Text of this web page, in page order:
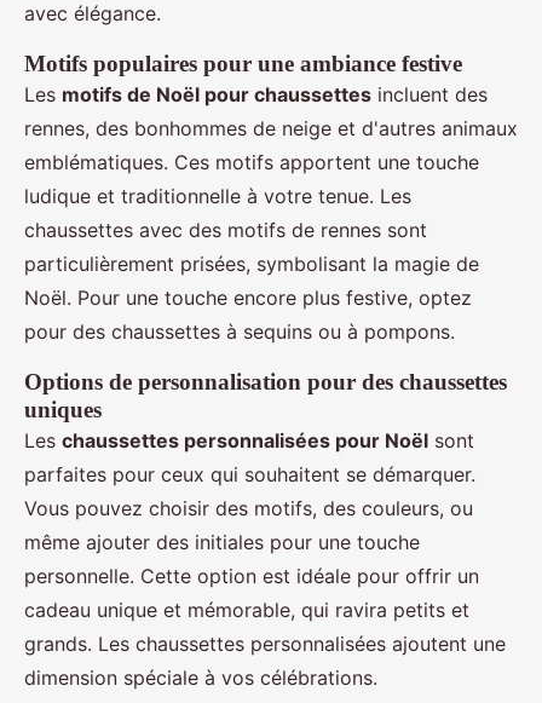
avec élégance.
Motifs populaires pour une ambiance festive
Les motifs de Noël pour chaussettes incluent des
rennes, des bonhommes de neige et d'autres animaux
emblématiques. Ces motifs apportent une touche
ludique et traditionnelle à votre tenue. Les
chaussettes avec des motifs de rennes sont
particulièrement prisées, symbolisant la magie de
Noël. Pour une touche encore plus festive, optez
pour des chaussettes à sequins ou à pompons.
Options de personnalisation pour des chaussettes
uniques
Les chaussettes personnalisées pour Noël sont
parfaites pour ceux qui souhaitent se démarquer.
Vous pouvez choisir des motifs, des couleurs, ou
même ajouter des initiales pour une touche
personnelle. Cette option est idéale pour offrir un
cadeau unique et mémorable, qui ravira petits et
grands. Les chaussettes personnalisées ajoutent une
dimension spéciale à vos célébrations.